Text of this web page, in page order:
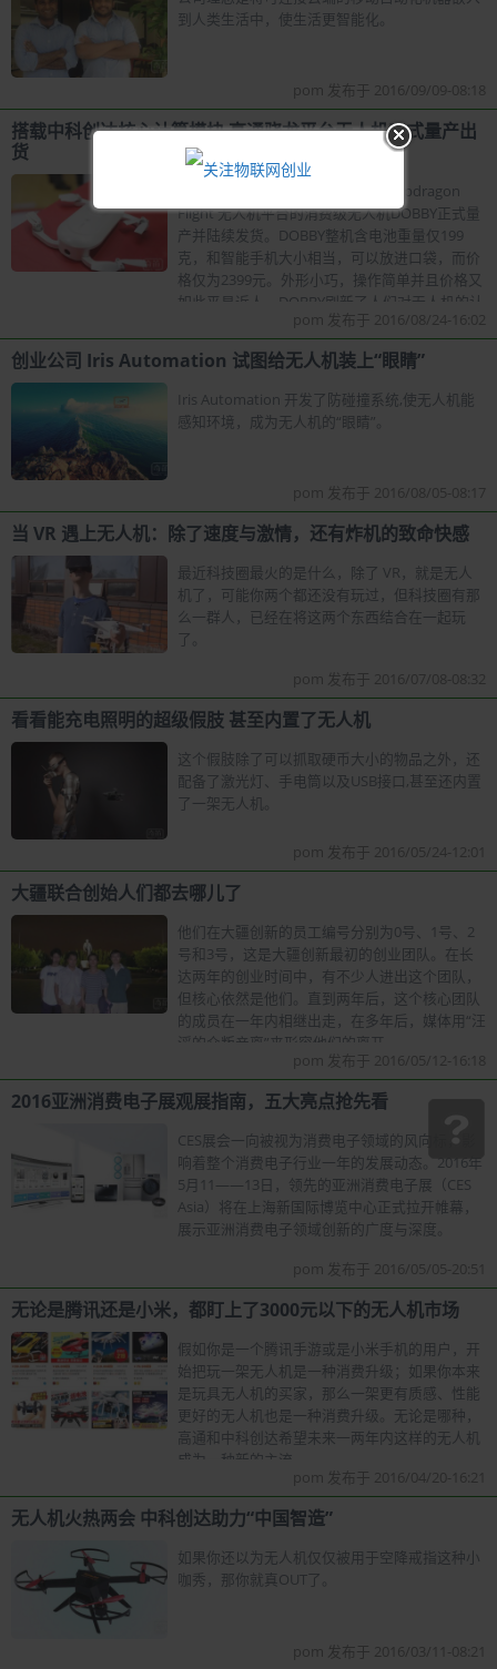
到人类生活中，使生活更智能化。
pom 发布于 2016/09/09-08:18
搭载中科创达核心计算模块 高通骁龙平台无人机正式量产出
货
近期，零度智控发布的基于高通Snapdragon
Flight 无人机平台的消费级无人机DOBBY正式量
产并陆续发货。DOBBY整机含电池重量仅199
克，和智能手机大小相当，可以放进口袋，而价
格仅为2399元。外形小巧，操作简单并且价格又
如此平易近人，DOBBY刷新了人们对无人机的认
pom 发布于 2016/08/24-16:02
创业公司 Iris Automation 试图给无人机装上“眼睛”
Iris Automation 开发了防碰撞系统,使无人机能
感知环境，成为无人机的“眼睛”。
pom 发布于 2016/08/05-08:17
当 VR 遇上无人机：除了速度与激情，还有炸机的致命快感
最近科技圈最火的是什么，除了 VR，就是无人
机了，可能你两个都还没有玩过，但科技圈有那
么一群人，已经在将这两个东西结合在一起玩
了。
pom 发布于 2016/07/08-08:32
看看能充电照明的超级假肢 甚至内置了无人机
这个假肢除了可以抓取硬币大小的物品之外，还
配备了激光灯、手电筒以及USB接口,甚至还内置
了一架无人机。
pom 发布于 2016/05/24-12:01
大疆联合创始人们都去哪儿了
他们在大疆创新的员工编号分别为0号、1号、2
号和3号，这是大疆创新最初的创业团队。在长
达两年的创业时间中，有不少人进出这个团队，
但核心依然是他们。直到两年后，这个核心团队
的成员在一年内相继出走，在多年后，媒体用“汪
滔的众叛亲离”来形容他们的离开。
pom 发布于 2016/05/12-16:18
2016亚洲消费电子展观展指南，五大亮点抢先看
CES展会一向被视为消费电子领域的风向标，影
响着整个消费电子行业一年的发展动态。2016年
5月11——13日，领先的亚洲消费电子展（CES
Asia）将在上海新国际博览中心正式拉开帷幕，
展示亚洲消费电子领域创新的广度与深度。
pom 发布于 2016/05/05-20:51
无论是腾讯还是小米，都盯上了3000元以下的无人机市场
假如你是一个腾讯手游或是小米手机的用户，开
始把玩一架无人机是一种消费升级；如果你本来
是玩具无人机的买家，那么一架更有质感、性能
更好的无人机也是一种消费升级。无论是哪种，
高通和中科创达希望未来一两年内这样的无人机
成为一种新的主流。
pom 发布于 2016/04/20-16:21
无人机火热两会 中科创达助力“中国智造”
如果你还以为无人机仅仅被用于空降戒指这种小
咖秀，那你就真OUT了。
pom 发布于 2016/03/11-08:21